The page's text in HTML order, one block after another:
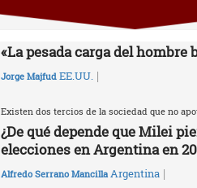
«La pesada carga del hombre
Jorge Majfud EE.UU. |
Existen dos tercios de la sociedad que no
¿De qué depende que Milei
elecciones en Argentina en
Alfredo Serrano Mancilla Argentina |